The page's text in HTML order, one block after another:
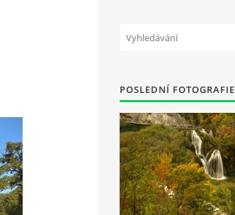
POSLEDNÍ FOTOGRAFIE